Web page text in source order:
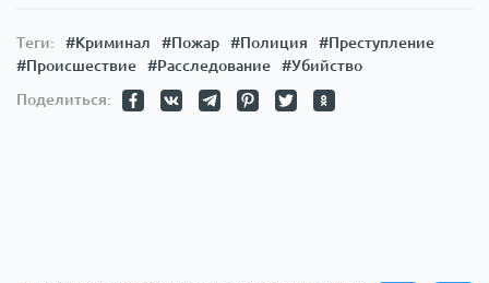
Теги: #Криминал #Пожар #Полиция
#Преступление
#Происшествие
#Расследование
#Убийство
Поделиться: